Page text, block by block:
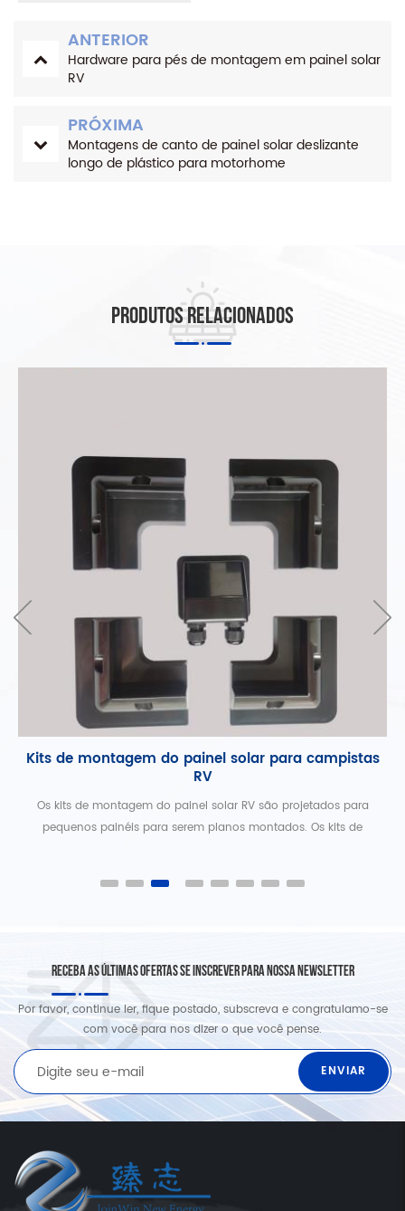
ANTERIOR
Hardware para pés de montagem em painel solar
RV
PRÓXIMA
Montagens de canto de painel solar deslizante
longo de plástico para motorhome
Produtos relacionados
Kits de montagem do painel solar para campistas
RV
Os kits de montagem do painel solar RV são projetados para
pequenos painéis para serem planos montados. Os kits de
RECEBA AS ÚLTIMAS OFERTAS SE INSCREVER PARA NOSSA NEWSLETTER
Por favor, continue ler, fique postado, subscreva e congratulamo-se
com você para nos dizer o que você pense.